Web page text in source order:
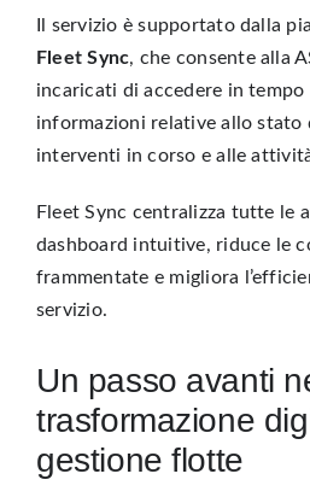
Il servizio è supportato dalla
Fleet Sync, che consente alla
incaricati di accedere in
informazioni relative allo stato
interventi in corso e alle
Fleet Sync centralizza tutte le
dashboard intuitive, riduce le
frammentate e migliora
servizio.
Un passo avanti
trasformazione
gestione flotte